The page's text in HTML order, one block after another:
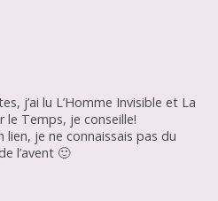
j’ai lu L’Homme Invisible et La
le Temps, je conseille!
lien, je ne connaissais pas du
l’avent 🙂